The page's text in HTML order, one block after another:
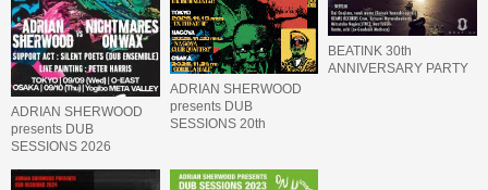
ADRIAN SHERWOOD
presents DUB
SESSIONS 2026
ADRIAN SHERWOOD
presents DUB
SESSIONS 20th
BEATINK 30th
ANNIVERSARY PARTY